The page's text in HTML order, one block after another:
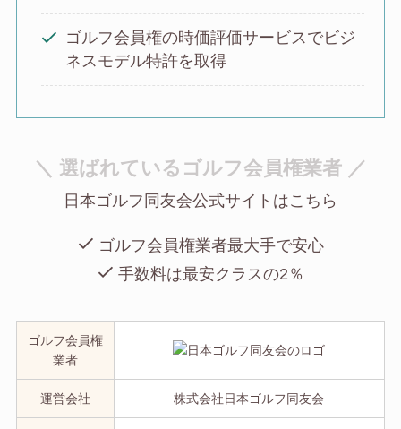
ゴルフ会員権の時価評価サービスでビジ
ネスモデル特許を取得
＼ 選ばれているゴルフ会員権業者 ／
日本ゴルフ同友会公式サイトはこちら
ゴルフ会員権業者最大手で安心
手数料は最安クラスの2％
ゴルフ会員権
業者
運営会社 株式会社日本ゴルフ同友会